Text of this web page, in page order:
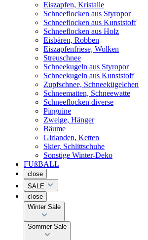
Eiszapfen, Kristalle
Schneeflocken aus Styropor
Schneeflocken aus Kunststoff
Schneeflocken aus Holz
Eisbären, Robben
Eiszapfenfriese, Wolken
Streuschnee
Schneekugeln aus Styropor
Schneekugeln aus Kunststoff
Zupfschnee, Schneekügelchen
Schneematten, Schneewatte
Schneeflocken diverse
Pinguine
Zweige, Hänger
Bäume
Girlanden, Ketten
Skier, Schlittschuhe
Sonstige Winter-Deko
FUßBALL
close
SALE
close
Winter Sale
Sommer Sale